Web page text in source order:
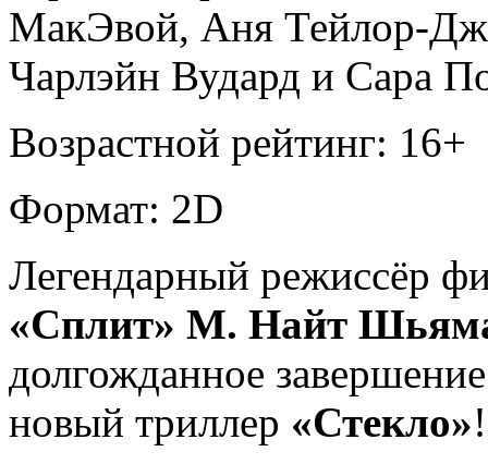
МакЭвой, Аня Тейлор-
Чарлэйн Вудард и Сара
Возрастной рейтинг: 16+
Формат: 2D
Легендарный режиссёр
«Сплит» М. Найт
долгожданное
новый триллер «Стекло»!